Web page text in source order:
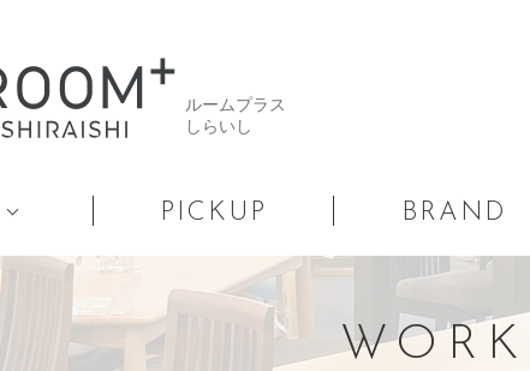
PICKUP BRAND